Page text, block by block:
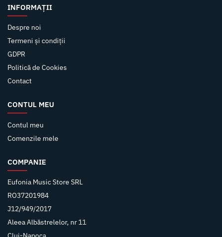
INFORMAȚII
Despre noi
Termeni și condiții
GDPR
Politică de Cookies
Contact
CONTUL MEU
Contul meu
Comenzile mele
COMPANIE
Eufonia Music Store SRL
RO37201984
J12/949/2017
Aleea Albăstrelelor, nr 11